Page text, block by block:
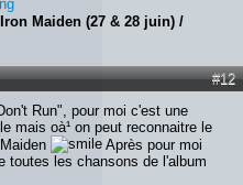
Maiden (27 & 28 juin) /
#12
Run", pour moi c'est une
mais oà¹ on peut reconnaitre le
Après pour moi
toutes les chansons de l'album